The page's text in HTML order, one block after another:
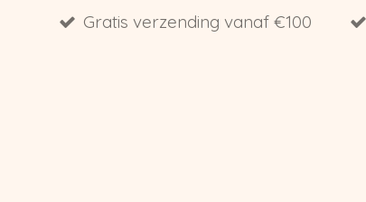
Gratis verzending vanaf €100